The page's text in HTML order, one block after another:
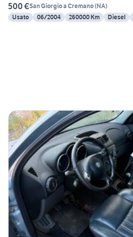
500 €San Giorgio a Cremano(NA)
Usato
06/2004 260000 Km Diesel